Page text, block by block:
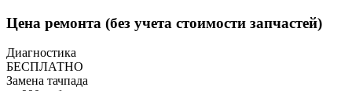
Цена ремонта (без учета стоимости запчастей)
Диагностика
БЕСПЛАТНО
Замена тачпада